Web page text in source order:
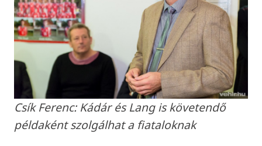
Csík Ferenc: Kádár és Lang is követendő
példaként szolgálhat a fiataloknak